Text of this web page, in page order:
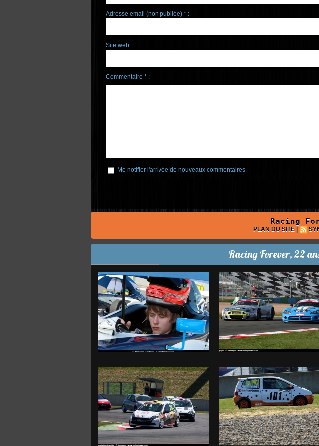
Adresse email (non publiée) * :
Site web :
Commentaire * :
Me notifier l'arrivée de nouveaux commentaires
Racing
PLAN DU SITE |
Racing Forever, 22